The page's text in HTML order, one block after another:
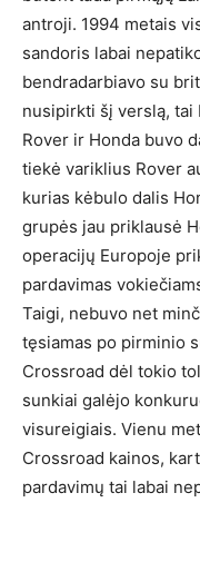
antroji. 1994 metais
sandoris labai
bendradarbiavo su
nusipirkti šį verslą, tai
Rover ir Honda buvo
tiekė variklius Rover
kurias kėbulo dalis
grupės jau priklausė
operacijų Europoje
pardavimas
Taigi, nebuvo net
tęsiamas po pirminio
Crossroad dėl tokio
sunkiai galėjo
visureigiais. Vienu
Crossroad kainos,
pardavimų tai labai